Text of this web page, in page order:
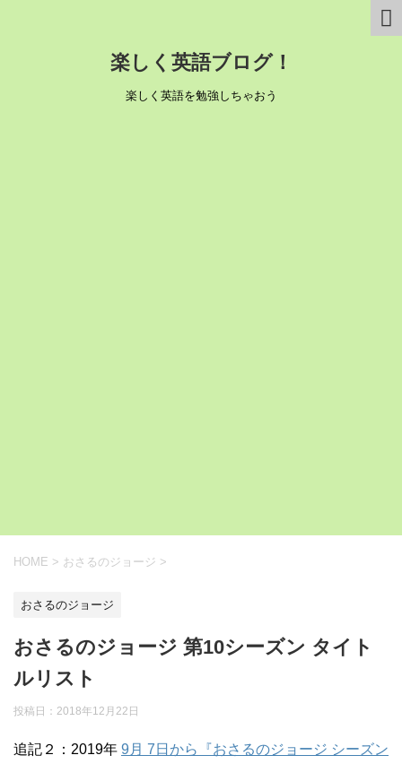
楽しく英語ブログ！
楽しく英語を勉強しちゃおう
HOME > おさるのジョージ >
おさるのジョージ
おさるのジョージ 第10シーズン タイト
ルリスト
投稿日： 2018年12月22日
追記２：2019年 9月 7日から『おさるのジョージ シーズン